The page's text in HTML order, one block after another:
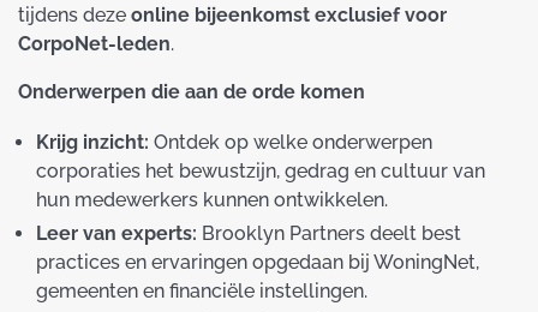
tijdens deze online bijeenkomst exclusief voor
CorpoNet-leden.
Onderwerpen die aan de orde komen
Krijg inzicht: Ontdek op welke onderwerpen
corporaties het bewustzijn, gedrag en cultuur van
hun medewerkers kunnen ontwikkelen.
Leer van experts: Brooklyn Partners deelt best
practices en ervaringen opgedaan bij WoningNet,
gemeenten en financiële instellingen.